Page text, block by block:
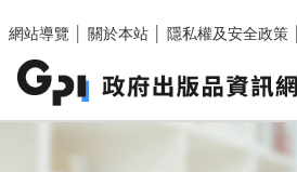
網站導覽
關於本站 隱私權及安全政策